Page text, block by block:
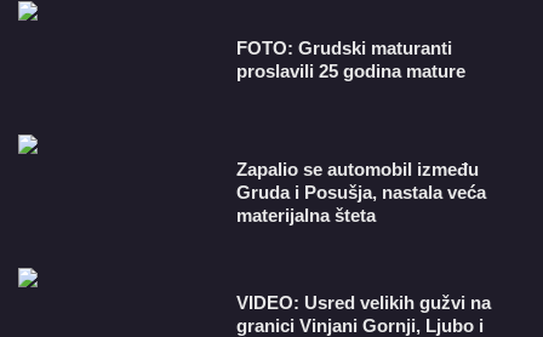
FOTO: Grudski maturanti
proslavili 25 godina mature
Zapalio se automobil između
Gruda i Posušja, nastala veća
materijalna šteta
VIDEO: Usred velikih gužvi na
granici Vinjani Gornji, Ljubo i